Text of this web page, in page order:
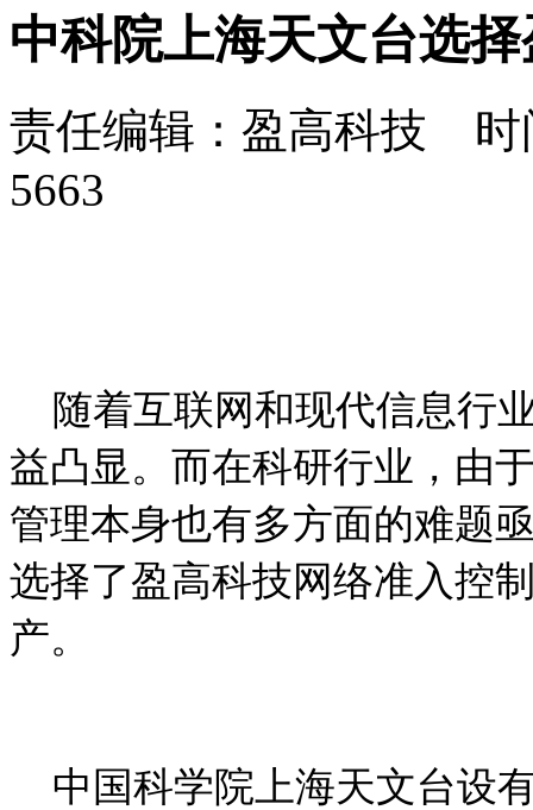
中科院上海天文台选
责任编辑：盈高科技 时
5663
随着互联网和现代信息行
益凸显。而在科研行业，由
管理本身也有多方面的难题
选择了盈高科技网络准入控
产。
中国科学院上海天文台设